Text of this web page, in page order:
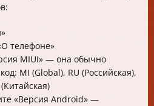
телефоне»
MIUI» — она обычно
MI (Global), RU (Российская),
«Версия Android» —